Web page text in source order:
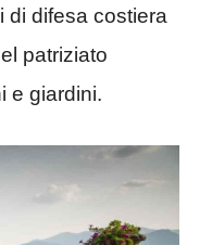
di difesa costiera
patriziato
e giardini.